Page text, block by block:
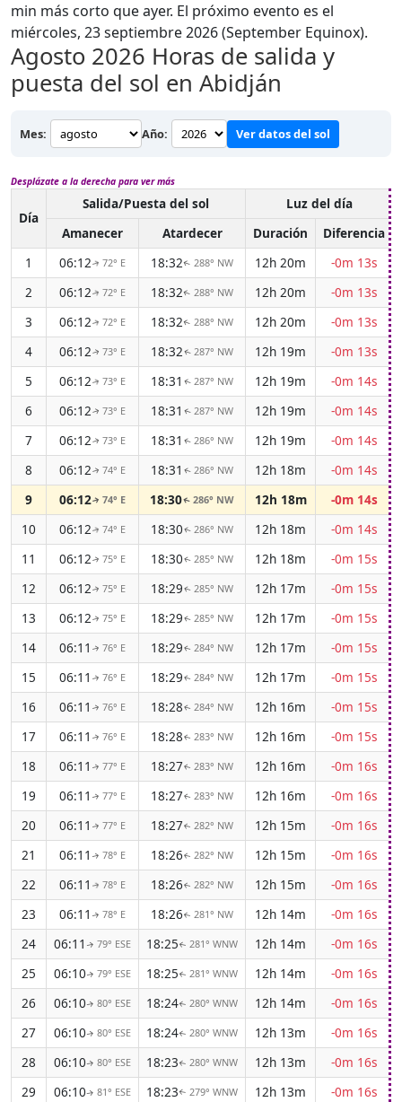
min más corto que ayer. El próximo evento es el
miércoles, 23 septiembre 2026 (September Equinox).
Agosto 2026 Horas de salida y
puesta del sol en Abidján
Mes: Año: Ver datos del sol
Desplázate a la derecha para ver más
Día
Salida/Puesta del sol Luz del día
Amanecer
Atardecer Duración
Diferencia
1
06:12↑72° E 18:32↑ 288° NW 12h 20m
-0m 13s
2
06:12↑72° E 18:32↑ 288° NW 12h 20m
-0m 13s
3
06:12↑72° E 18:32↑ 288° NW 12h 20m
-0m 13s
4
06:12↑73° E 18:32↑ 287° NW 12h 19m
-0m 13s
5
06:12↑73° E 18:31 ↑ 287° NW 12h 19m
-0m 14s
6
06:12↑73° E 18:31 ↑ 287° NW 12h 19m
-0m 14s
7
06:12↑73° E 18:31 ↑ 286° NW 12h 19m
-0m 14s
8
06:12↑ 74° E 18:31 ↑ 286° NW 12h 18m
-0m 14s
9
06:12↑ 74° E 18:30↑ 286° NW 12h 18m
-0m 14s
10
06:12↑ 74° E 18:30↑ 286° NW 12h 18m
-0m 14s
11
06:12↑ 75° E 18:30↑ 285° NW 12h 18m
-0m 15s
12
06:12↑ 75° E 18:29↑ 285° NW 12h 17m
-0m 15s
13
06:12↑ 75° E 18:29↑ 285° NW 12h 17m
-0m 15s
14
06:11 ↑ 76° E 18:29↑ 284° NW 12h 17m
-0m 15s
15
06:11 ↑ 76° E 18:29↑ 284° NW 12h 17m
-0m 15s
16
06:11 ↑ 76° E 18:28↑ 284° NW 12h 16m
-0m 15s
17
06:11 ↑ 76° E 18:28↑ 283° NW 12h 16m
-0m 15s
18
06:11 ↑ 77° E 18:27↑ 283° NW 12h 16m
-0m 16s
19
06:11 ↑ 77° E 18:27↑ 283° NW 12h 16m
-0m 16s
20
06:11 ↑ 77° E 18:27↑ 282° NW 12h 15m
-0m 16s
21
06:11 ↑ 78° E 18:26↑ 282° NW 12h 15m
-0m 16s
22
06:11 ↑ 78° E 18:26↑ 282° NW 12h 15m
-0m 16s
23
06:11 ↑ 78° E 18:26↑ 281° NW 12h 14m
-0m 16s
24
06:11 ↑ 79° ESE 18:25↑ 281° WNW 12h 14m
-0m 16s
25
06:10↑ 79° ESE 18:25↑ 281° WNW 12h 14m
-0m 16s
26
06:10↑ 80° ESE 18:24↑ 280° WNW 12h 14m
-0m 16s
27
06:10↑ 80° ESE 18:24↑ 280° WNW 12h 13m
-0m 16s
28
06:10↑ 80° ESE 18:23↑ 280° WNW 12h 13m
-0m 16s
29
06:10↑ 81° ESE 18:23↑ 279° WNW 12h 13m
-0m 16s